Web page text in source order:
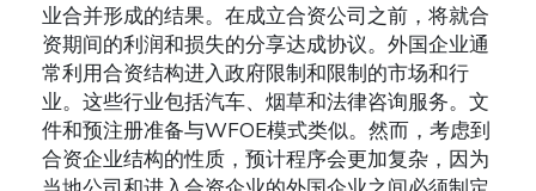
业合并形成的结果。在成立合资公司之前，将就合
资期间的利润和损失的分享达成协议。外国企业通
常利用合资结构进入政府限制和限制的市场和行
业。这些行业包括汽车、烟草和法律咨询服务。文
件和预注册准备与WFOE模式类似。然而，考虑到
合资企业结构的性质，预计程序会更加复杂，因为